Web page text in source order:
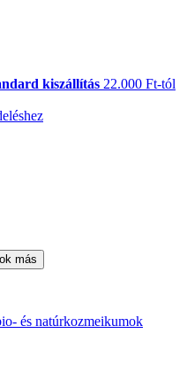
kiszállítás 22.000 Ft-tól
és natúrkozmeikumok